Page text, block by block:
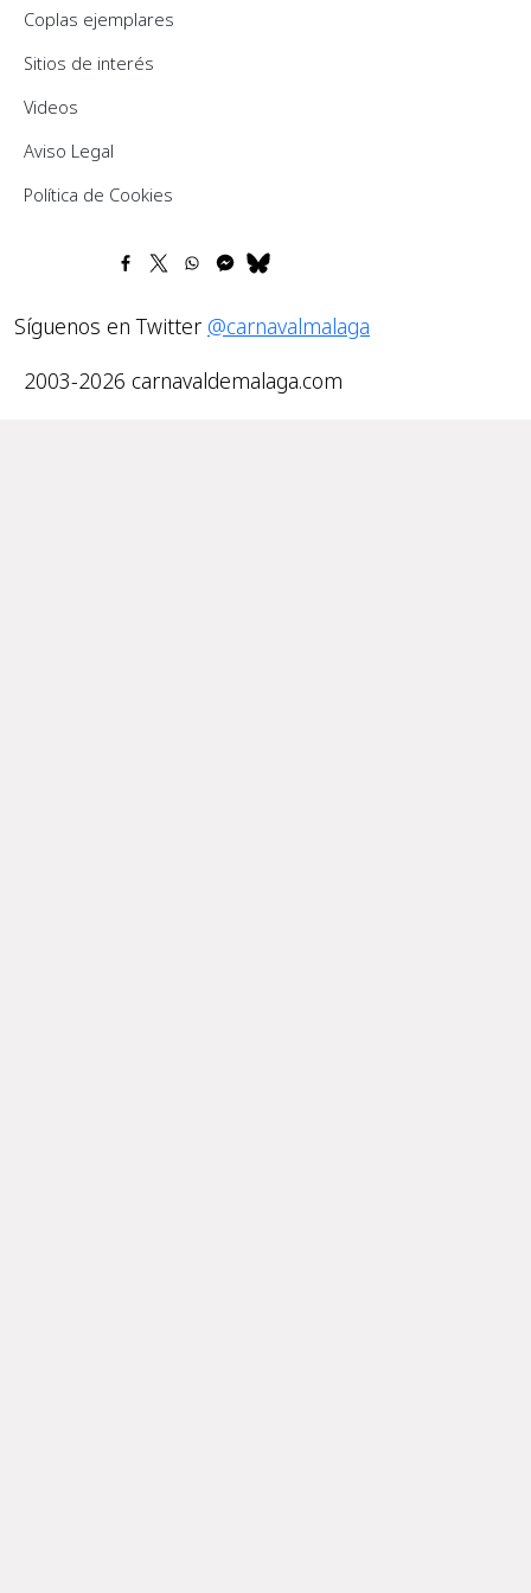
Coplas ejemplares
Sitios de interés
Videos
Pie de página
Aviso Legal
Política de Cookies
Síguenos en Twitter @carnavalmalaga
2003-2026 carnavaldemalaga.com